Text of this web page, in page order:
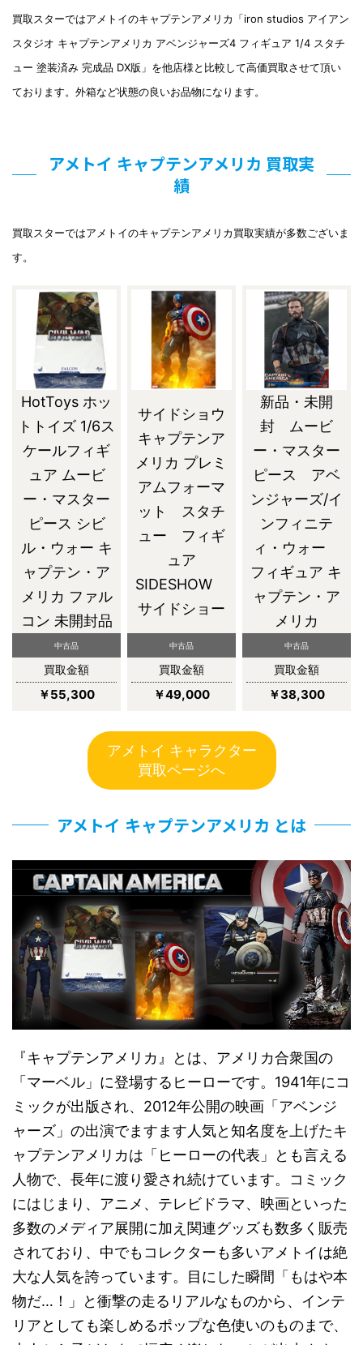
買取スターではアメトイのキャプテンアメリカ「iron studios アイアン
スタジオ キャプテンアメリカ アベンジャーズ4 フィギュア 1/4 スタチ
ュー 塗装済み 完成品 DX版」を他店様と比較して高価買取させて頂い
ております。外箱など状態の良いお品物になります。
アメトイ キャプテンアメリカ 買取実
績
買取スターではアメトイのキャプテンアメリカ買取実績が多数ございま
す。
HotToys ホッ
トトイズ 1/6ス
ケールフィギ
ュア ムービ
ー・マスター
ピース シビ
ル・ウォー キ
ャプテン・ア
メリカ ファル
コン 未開封品
中古品
買取金額
￥55,300
サイドショウ
キャプテンア
メリカ プレミ
アムフォーマ
ット スタチ
ュー フィギ
ュア
SIDESHOW
サイドショー
中古品
買取金額
￥49,000
新品・未開
封 ムービ
ー・マスター
ピース アベ
ンジャーズ/イ
ンフィニテ
ィ・ウォー
フィギュア キ
ャプテン・ア
メリカ
中古品
買取金額
￥38,300
アメトイ キャラクター
買取ページへ
アメトイ キャプテンアメリカ とは
『キャプテンアメリカ』とは、アメリカ合衆国の
「マーベル」に登場するヒーローです。1941年にコ
ミックが出版され、2012年公開の映画「アベンジ
ャーズ」の出演でますます人気と知名度を上げたキ
ャプテンアメリカは「ヒーローの代表」とも言える
人物で、長年に渡り愛され続けています。コミック
にはじまり、アニメ、テレビドラマ、映画といった
多数のメディア展開に加え関連グッズも数多く販売
されており、中でもコレクターも多いアメトイは絶
大な人気を誇っています。目にした瞬間「もはや本
物だ…！」と衝撃の走るリアルなものから、インテ
リアとしても楽しめるポップな色使いのものまで、